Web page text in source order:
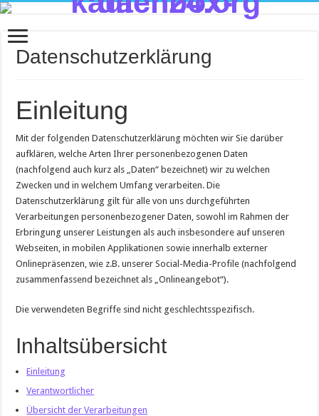
Datenschutzerklärung
Einleitung
Mit der folgenden Datenschutzerklärung möchten wir Sie darüber
aufklären, welche Arten Ihrer personenbezogenen Daten
(nachfolgend auch kurz als „Daten“ bezeichnet) wir zu welchen
Zwecken und in welchem Umfang verarbeiten. Die
Datenschutzerklärung gilt für alle von uns durchgeführten
Verarbeitungen personenbezogener Daten, sowohl im Rahmen der
Erbringung unserer Leistungen als auch insbesondere auf unseren
Webseiten, in mobilen Applikationen sowie innerhalb externer
Onlinepräsenzen, wie z.B. unserer Social-Media-Profile (nachfolgend
zusammenfassend bezeichnet als „Onlineangebot“).
Die verwendeten Begriffe sind nicht geschlechtsspezifisch.
Inhaltsübersicht
Einleitung
Verantwortlicher
Übersicht der Verarbeitungen